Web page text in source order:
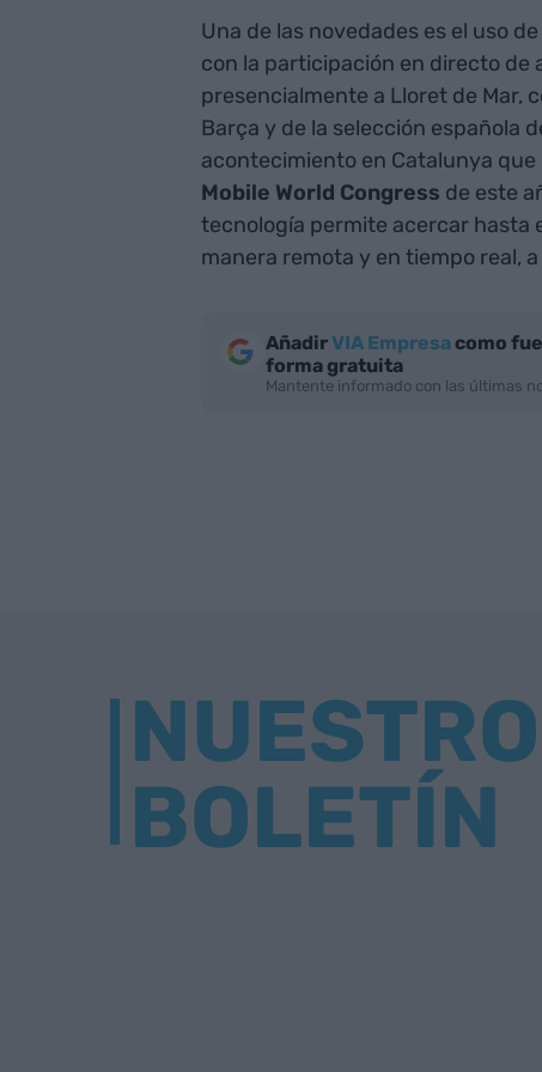
Una de las novedades es el uso
con la participación en directo de
presencialmente a Lloret de Mar,
Barça y de la selección española
acontecimiento en Catalunya
Mobile World Congress de este
tecnología permite acercar hasta
manera remota y en tiempo real,
AñadirVIA Empresacomo
forma gratuita
Mantente informado con las últimas
NUESTRO
BOLETÍN